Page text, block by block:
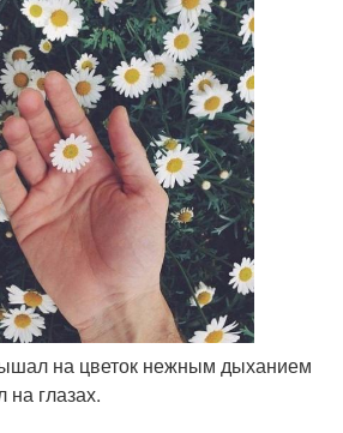
на цветок нежным дыханием
на глазах.